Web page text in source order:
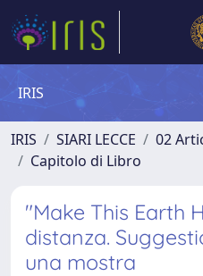
IRIS
IRIS SIARI LECCE
02
Capitolo di Libro
"Make This Earth
distanza.
una mostra